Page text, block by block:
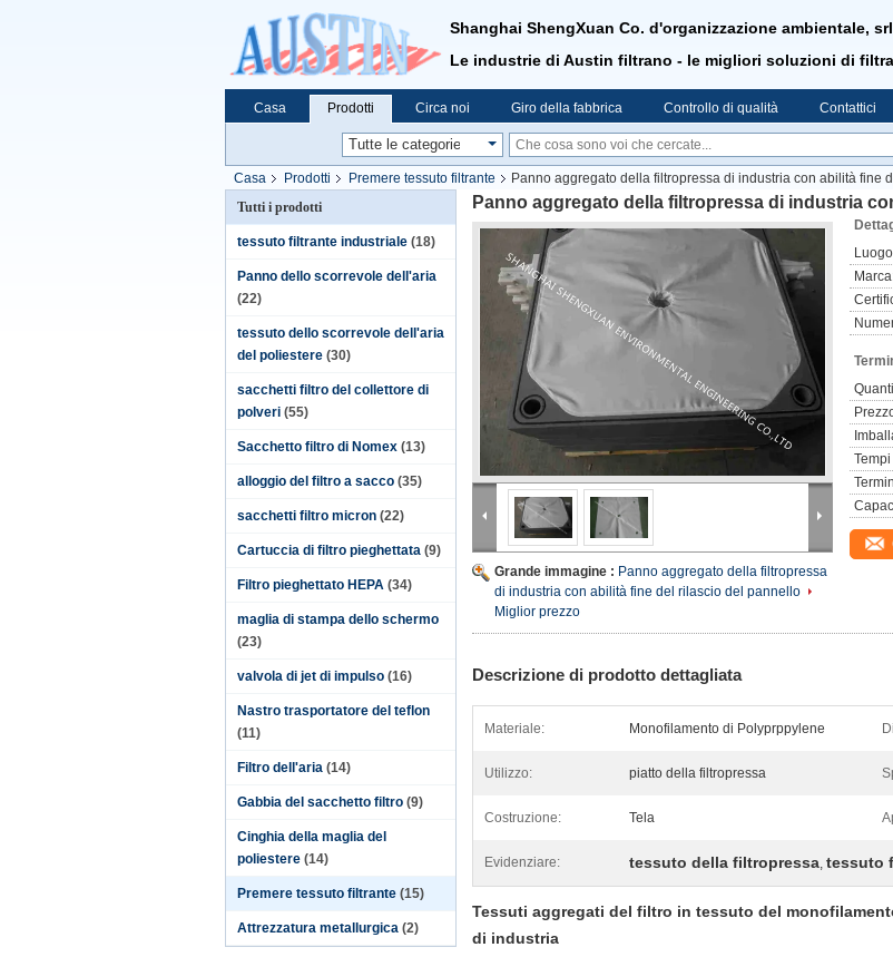
Shanghai ShengXuan Co. d'organizzazione ambientale, srl
Le industrie di Austin filtrano - le migliori soluzioni di
Casa Prodotti Circa noi Giro della fabbrica Controllo di qualità Contattici
Casa Prodotti Premere tessuto filtrante
Panno aggregato della filtropressa di industria con abilità fine
Tutti i prodotti
tessuto filtrante industriale (18)
Panno dello scorrevole dell'aria
(22)
tessuto dello scorrevole dell'aria
del poliestere (30)
sacchetti filtro del collettore di
polveri (55)
Sacchetto filtro di Nomex (13)
alloggio del filtro a sacco (35)
sacchetti filtro micron (22)
Cartuccia di filtro pieghettata (9)
Filtro pieghettato HEPA (34)
maglia di stampa dello schermo
(23)
valvola di jet di impulso (16)
Nastro trasportatore del teflon
(11)
Filtro dell'aria (14)
Gabbia del sacchetto filtro (9)
Cinghia della maglia del
poliestere (14)
Premere tessuto filtrante (15)
Attrezzatura metallurgica (2)
Panno aggregato della filtropressa di industria
Grande immagine : Panno aggregato della filtropressa
di industria con abilità fine del rilascio del pannello
Miglior prezzo
Descrizione di prodotto dettagliata
Materiale: Monofilamento di Polyprppylene
Utilizzo: piatto della filtropressa
Costruzione: Tela
Evidenziare: tessuto della filtropressa, tessuto
Tessuti aggregati del filtro in tessuto del
di industria